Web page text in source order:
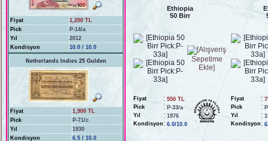
Fiyat
1,200 TL
Pick
P-14/a
Yıl
2012
Kondisyon
10.0 / 10.0
Netherlands Indies 25 Gulden
Fiyat
1,900 TL
Pick
P-71/c
Yıl
1930
Kondisyon
6.5 / 10.0
Ethiopia
50 Birr
Fiyat : 550 TL
Pick
: P-33/a
Yıl
: 1976
Kondisyon : 6.0/10.0
Fiyat :
Pick
:
Yıl
:
Kondisyon :